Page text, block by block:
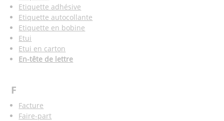
Etiquette adhésive
Etiquette autocollante
Etiquette en bobine
Etui
Etui en carton
En-tête de lettre
F
Facture
Faire-part